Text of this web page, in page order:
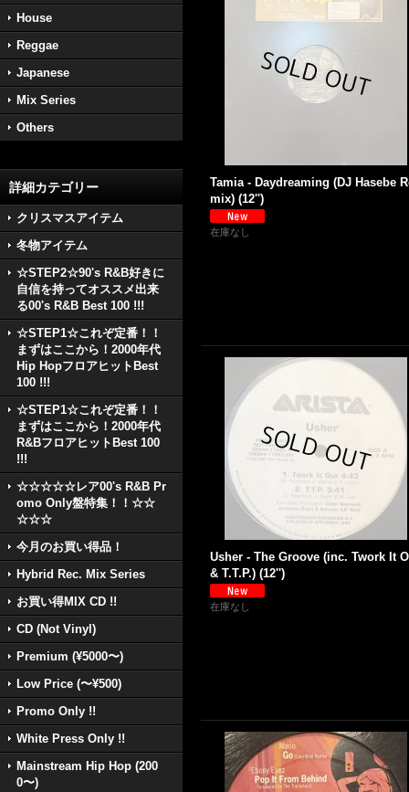
House
Reggae
Japanese
Mix Series
Others
詳細カテゴリー
クリスマスアイテム
冬物アイテム
☆STEP2☆90's R&B好きに
自信を持ってオススメ出来
る00's R&B Best 100 !!!
☆STEP1☆これぞ定番！！
まずはここから！2000年代
Hip HopフロアヒットBest
100 !!!
☆STEP1☆これぞ定番！！
まずはここから！2000年代
R&BフロアヒットBest 100
!!!
☆☆☆☆☆レア00's R&B Pr
omo Only盤特集！！☆☆
☆☆☆
今月のお買い得品！
Hybrid Rec. Mix Series
お買い得MIX CD !!
CD (Not Vinyl)
Premium (¥5000〜)
Low Price (〜¥500)
Promo Only !!
White Press Only !!
Mainstream Hip Hop (200
0〜)
Tamia - Daydreaming (DJ Hasebe
mix) (12'')
在庫なし
Usher - The Groove (inc. Twork It
& T.T.P.) (12'')
在庫なし